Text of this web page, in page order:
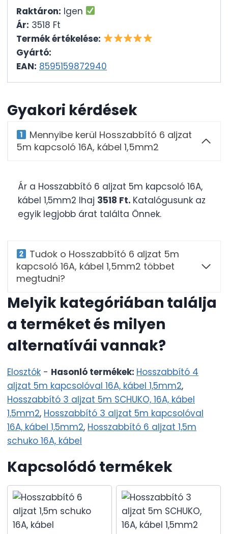
Raktáron: Igen
Ár: 3518 Ft
Termék értékelése:
Gyártó:
EAN: 8595159872940
Gyakori kérdések
Mennyibe kerül Hosszabbító 6 aljzat
5m kapcsoló 16A, kábel 1,5mm2
Ár a Hosszabbító 6 aljzat 5m kapcsoló 16A,
kábel 1,5mm2 Ihaj 3518 Ft. Katalógusunk az
egyik legjobb árat találta Önnek.
Tudok o Hosszabbító 6 aljzat 5m
kapcsoló 16A, kábel 1,5mm2 többet
megtudni?
Melyik kategóriában találja
a terméket és milyen
alternatívái vannak?
Elosztók - Hasonló termékek: Hosszabbító 4
aljzat 5m kapcsolóval 16A, kábel 1,5mm2,
Hosszabbító 3 aljzat 5m SCHUKO, 16A, kábel
1,5mm2, Hosszabbító 3 aljzat 5m kapcsolóval
16A, kábel 1,5mm2, Hosszabbító 6 aljzat 1,5m
schuko 16A, kábel
Kapcsolódó termékek